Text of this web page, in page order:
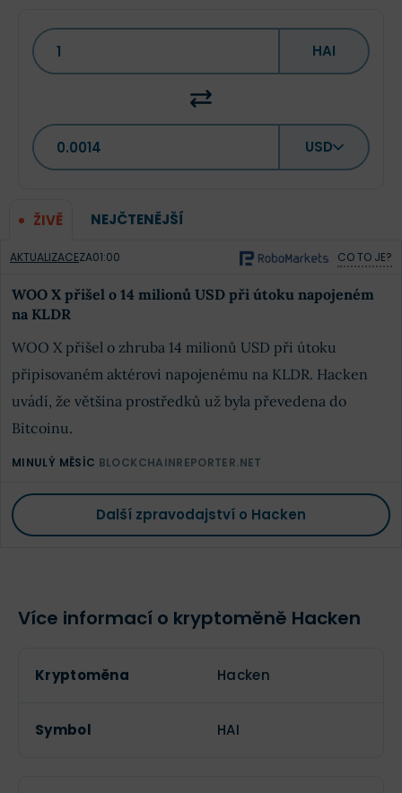
HAI
USD
ŽIVĚ NEJČTENĚJŠÍ
AKTUALIZACEZA01:00 CO TO JE?
WOO X přišel o 14 milionů USD při útoku napojeném
na KLDR
WOO X přišel o zhruba 14 milionů USD při útoku
připisovaném aktérovi napojenému na KLDR. Hacken
uvádí, že většina prostředků už byla převedena do
Bitcoinu.
MINULÝ MĚSÍC BLOCKCHAINREPORTER.NET
Další zpravodajství o Hacken
Více informací o kryptoměně Hacken
Kryptoměna Hacken
Symbol HAI